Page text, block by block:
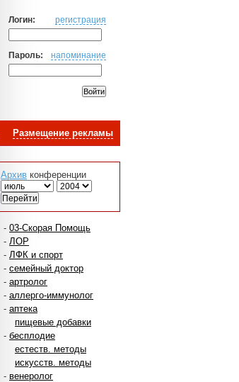
Логин: регистрация
Пароль: напоминание
Размещение рекламы
Архив конференции
- 03-Скорая Помощь
- ЛОР
- ЛФК и спорт
- семейный доктор
- артролог
- аллерго-иммунолог
- аптека
пищевые добавки
- бесплодие
естеств. методы
искусств. методы
- венеролог